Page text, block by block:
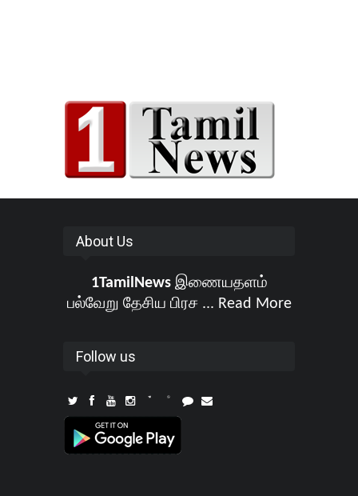
About Us
1TamilNewsஇணையதளம்
பல்வேறு தேசிய பிரச ... Read More
Follow us